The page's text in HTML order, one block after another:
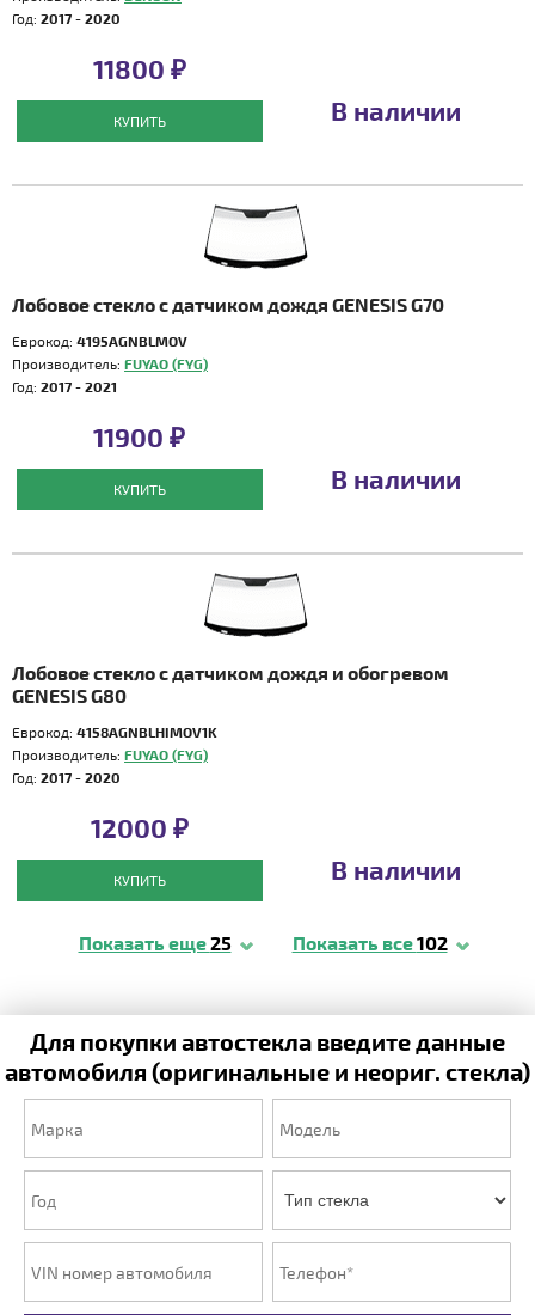
Год: 2017 - 2020
11800 ₽
КУПИТЬ В наличии
Лобовое стекло с датчиком дождя GENESIS G70
Еврокод: 4195AGNBLMOV
Производитель: FUYAO (FYG)
Год: 2017 - 2021
11900 ₽
КУПИТЬ В наличии
Лобовое стекло с датчиком дождя и обогревом
GENESIS G80
Еврокод: 4158AGNBLHIMOV1K
Производитель: FUYAO (FYG)
Год: 2017 - 2020
12000 ₽
КУПИТЬ В наличии
Показать еще25 Показать все102
Для покупки автостекла введите данные
автомобиля (оригинальные и неориг. стекла)